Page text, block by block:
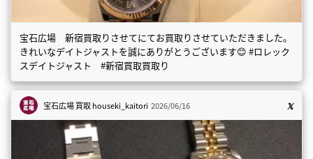
宝石広場 新宿買取りさせてにてお買取りさせていただきました。
きれいなデイトジャストを誠にありがとうございます😊 #ロレック
スデイトジャスト #新宿買取買取り
宝石広場 買取houseki_kaitori 2026/06/16